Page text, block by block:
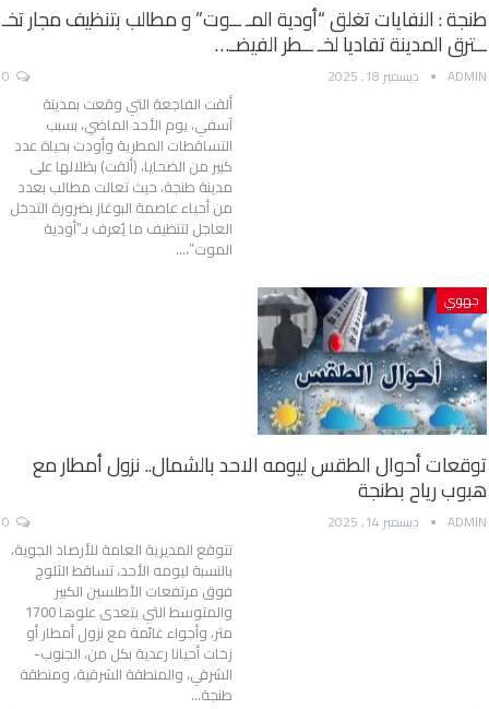
طنجة : النفايات تغلق “أودية المـ ــوت” و مطالب بتنظيف مجار تخـ
ــترق المدينة تفاديا لخـ ــطر الفيضـ…
ADMIN ديسمبر 18, 2025
ألقت الفاجعة التي وقعت بمدينة
آسفي، يوم الأحد الماضي، بسبب
التساقطات المطرية وأودت بحياة عدد
كبير من الضحايا، (ألقت) بظلالها على
مدينة طنجة، حيث تعالت مطالب بعدد
من أحياء عاصمة البوغاز بضرورة التدخل
العاجل لتنظيف ما يُعرف بـ”أودية
الموت”،…
جهوي
توقعات أحوال الطقس ليومه الاحد بالشمال.. نزول أمطار مع
هبوب رياح بطنجة
ADMIN ديسمبر 14, 2025
تتوقع المديرية العامة للأرصاد الجوية،
بالنسبة ليومه الأحد، تساقط الثلوج
فوق مرتفعات الأطلسين الكبير
والمتوسط التي يتعدى علوها 1700
متر، وأجواء غائمة مع نزول أمطار أو
زخات أحيانا رعدية بكل من، الجنوب-
الشرقي، والمنطقة الشرقية، ومنطقة
طنجة…